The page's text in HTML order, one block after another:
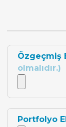
Özgeçmiş
olmalıdır.)
Portfolyo